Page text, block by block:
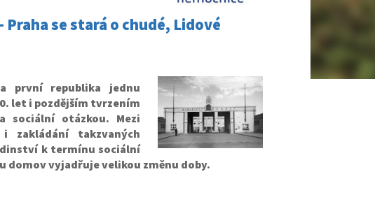
se stará o chudé, Lidové
první republika jednu
let i pozdějším tvrzením
sociální otázkou. Mezi
zakládání takzvaných
k termínu sociální
domov vyjadřuje velikou změnu doby.